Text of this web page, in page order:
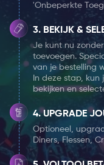
'Onbeperkte
BEKIJK &
Je kunt nu
toevoegen.
van je bestelling
In deze stap,
bekijken en
UPGRADE
Optioneel,
Diners, Flessen,